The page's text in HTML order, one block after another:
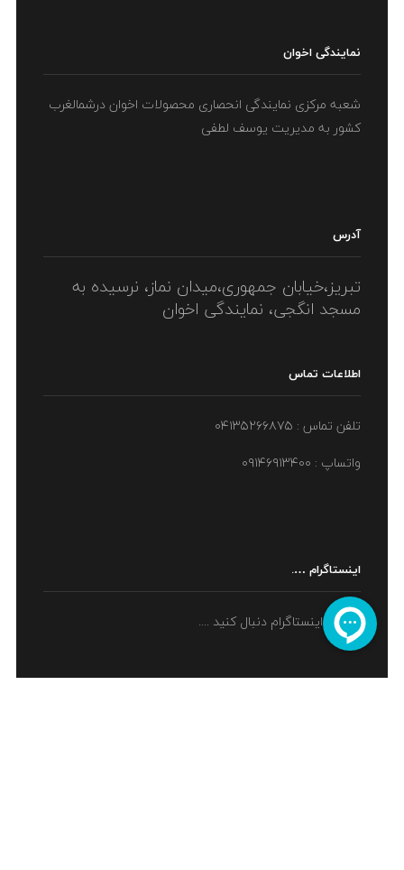
نمایندگی اخوان
شعبه مرکزی نمایندگی انحصاری محصولات اخوان درشمالغرب
کشور به مدیریت یوسف لطفی
آدرس
تبریز،خیابان جمهوری،میدان نماز، نرسیده به
مسجد انگجی، نمایندگی اخوان
اطلاعات تماس
تلفن تماس : ۰۴۱۳۵۲۶۶۸۷۵
واتساپ : ۰۹۱۴۶۹۱۳۴۰۰
اینستاگرام ….
ما را در اینستاگرام دنبال کنید ....